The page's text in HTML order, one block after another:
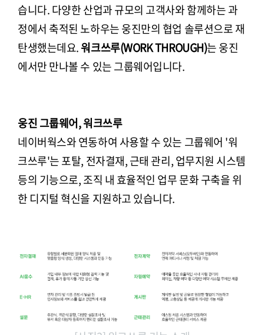
습니다. 다양한 산업과 규모의 고객사와 함께하는 과
정에서 축적된 노하우는 웅진만의 협업 솔루션으로 재
탄생했는데요.워크쓰루(WORK THROUGH)는 웅진
에서만 만나볼 수 있는 그룹웨어입니다.
웅진 그룹웨어, 워크쓰루
네이버웍스와 연동하여 사용할 수 있는 그룹웨어 '워
크쓰루'는 포탈, 전자결재, 근태 관리, 업무지원 시스템
등의 기능으로, 조직 내 효율적인 업무 문화 구축을 위
한 디지털 혁신을 지원하고 있습니다.